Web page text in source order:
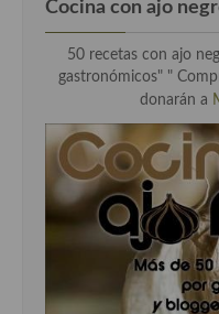
Cocina con ajo
50 recetas con ajo
gastronómicos" "
donarán a